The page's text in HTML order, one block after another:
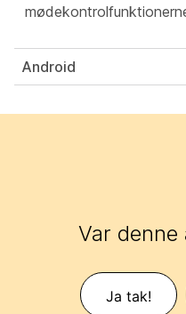
Android
Var
Ja tak!